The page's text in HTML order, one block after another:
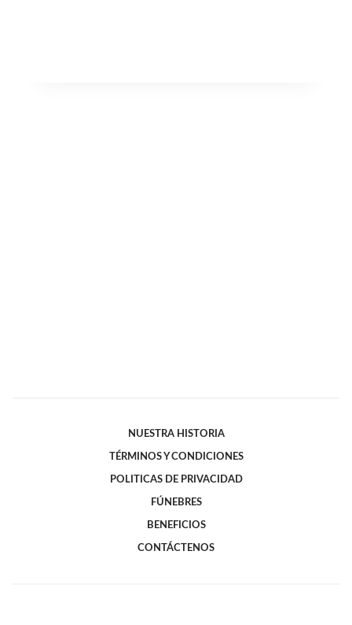
NUESTRA HISTORIA
TÉRMINOS Y CONDICIONES
POLITICAS DE PRIVACIDAD
FÚNEBRES
BENEFICIOS
CONTÁCTENOS